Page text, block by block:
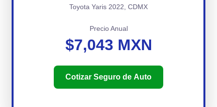
Toyota Yaris 2022, CDMX
Precio Anual
$7,043 MXN
Cotizar Seguro de Auto